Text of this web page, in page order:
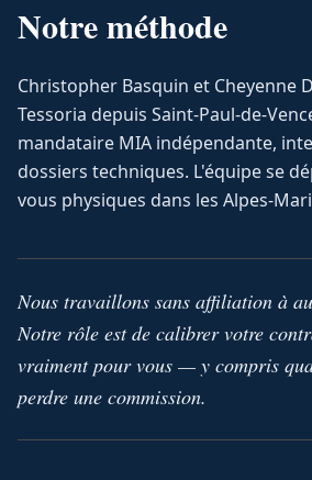
Notre méthode
Christopher Basquin et Cheyenne
Tessoria depuis Saint-Paul-de-
mandataire MIA indépendante,
dossiers techniques. L'équipe se
vous physiques dans les Alpes-
Nous travaillons sans affiliation à
Notre rôle est de calibrer votre
vraiment pour vous — y compris
perdre une commission.